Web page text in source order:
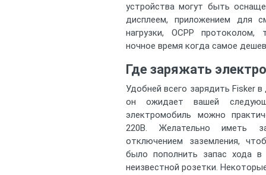
устройства могут быть
дисплеем, приложением для
нагрузки, OCPP
ночное время когда самое
Где заряжать
Удобней всего зарядить Fisker
он ожидает вашей
электромобиль можно
220В. Желательно иметь
отключением заземления,
было пополнить запас хода в
неизвестной розетки.